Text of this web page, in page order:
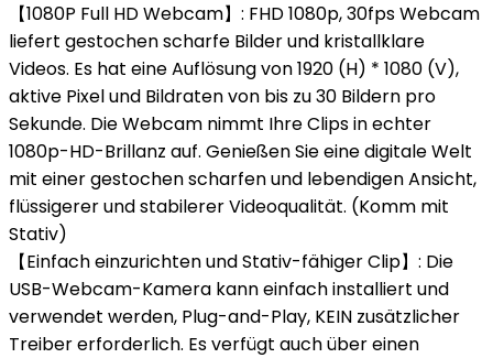
【1080P Full HD Webcam】: FHD 1080p, 30fps Webcam
liefert gestochen scharfe Bilder und kristallklare
Videos. Es hat eine Auflösung von 1920 (H) * 1080 (V),
aktive Pixel und Bildraten von bis zu 30 Bildern pro
Sekunde. Die Webcam nimmt Ihre Clips in echter
1080p-HD-Brillanz auf. Genießen Sie eine digitale Welt
mit einer gestochen scharfen und lebendigen Ansicht,
flüssigerer und stabilerer Videoqualität. (Komm mit
Stativ)
【Einfach einzurichten und Stativ-fähiger Clip】: Die
USB-Webcam-Kamera kann einfach installiert und
verwendet werden, Plug-and-Play, KEIN zusätzlicher
Treiber erforderlich. Es verfügt auch über einen